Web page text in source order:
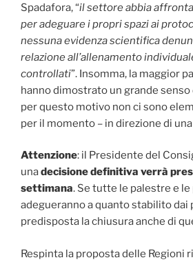
Spadafora, “il settore abbia
per adeguare i propri spazi ai
nessuna evidenza scientifica
relazione all’allenamento
controllati”. Insomma, la maggior
hanno dimostrato un grande
per questo motivo non ci sono
per il momento – in direzione di
Attenzione: il Presidente del
unadecisione definitiva verrà
settimana. Se tutte le palestre e le
adegueranno a quanto stabilito
predisposta la chiusura anche di
Respinta la proposta delle Regioni